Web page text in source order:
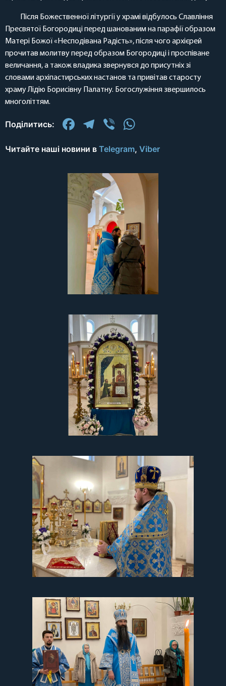
Після Божественної літургії у храмі відбулось Славління
Пресвятої Богородиці перед шанованим на парафії образом
Матері Божої «Несподівана Радість», після чого архієрей
прочитав молитву перед образом Богородиці і проспіване
величання, а також владика звернувся до присутніх зі
словами архіпастирських настанов та привітав старосту
храму Лідію Борисівну Палатну. Богослужіння звершилось
многоліттям.
Поділитись: Facebook
Telegram
Viber
Читайте наші новини в Telegram, Viber